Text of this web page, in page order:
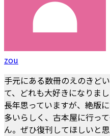
zou
手元にある数冊のえのきど
て、どれも大好きになりま
長年思っていますが、絶版
多いらしく、古本屋に行っ
ん。ぜひ復刊してほしいと思